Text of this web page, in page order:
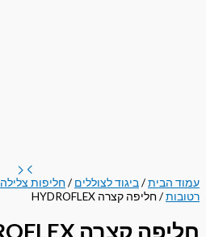
עמוד הבית/ביגוד לצוללים /חליפות צלילה
רטובות/ חליפה קצרה HYDROFLEX
חליפה קצרה HYDROFLEX